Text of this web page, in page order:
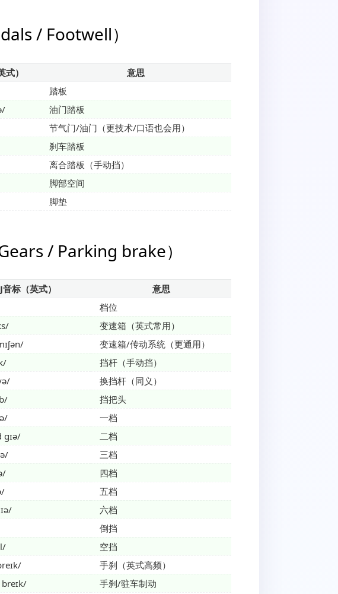
/ Footwell）
式）
意思
踏板
油门踏板
节气门/油门（更技术/口语也会用）
刹车踏板
离合踏板（手动挡）
脚部空间
脚垫
/ Parking brake）
音标（英式）
意思
档位
变速箱（英式常用）
变速箱/传动系统（更通用）
挡杆（手动挡）
换挡杆（同义）
挡把头
一档
ɡɪə/
二档
三档
四档
五档
六档
倒挡
空挡
手刹（英式高频）
breɪk/ 手刹/驻车制动